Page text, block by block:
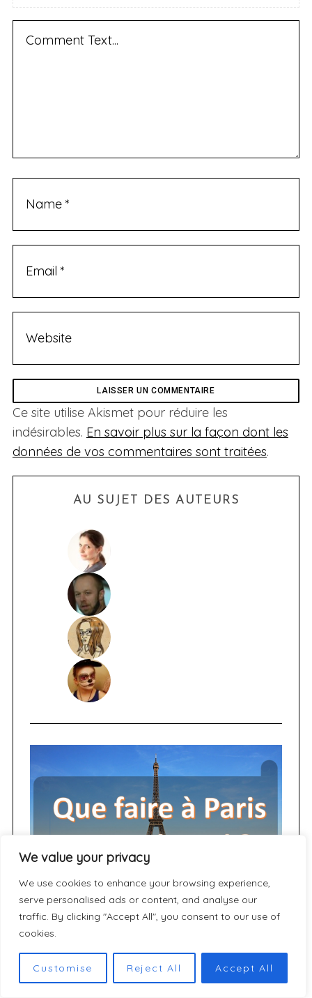
We value your privacy
We use cookies to enhance your browsing experience,
serve personalised ads or content, and analyse our
traffic. By clicking "Accept All", you consent to our use of
cookies.
Customise Reject All Accept All
Ce site utilise Akismet pour réduire les
indésirables. En savoir plus sur la façon dont les
données de vos commentaires sont traitées.
AU SUJET DES AUTEURS
SUIVEZ-NOUS